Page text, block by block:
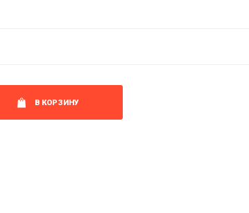
В КОРЗИНУ